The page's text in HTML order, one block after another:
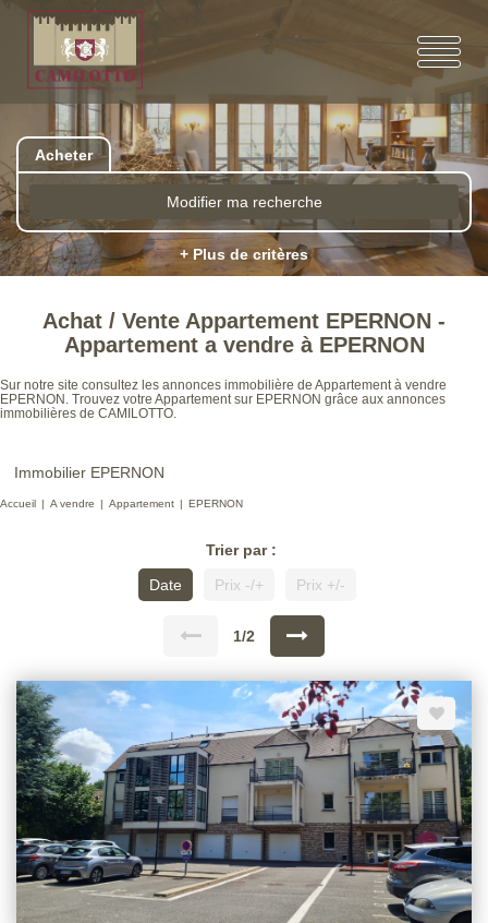
Acheter
Modifier ma recherche
+ Plus de critères
Achat / Vente Appartement EPERNON -
Appartement a vendre à EPERNON
Sur notre site consultez les annonces immobilière de Appartement à vendre
EPERNON. Trouvez votre Appartement sur EPERNON grâce aux annonces
immobilières de CAMILOTTO.
Immobilier EPERNON
Accueil A vendre Appartement EPERNON
Trier par :
Date
Prix -/+ Prix +/-
1/2